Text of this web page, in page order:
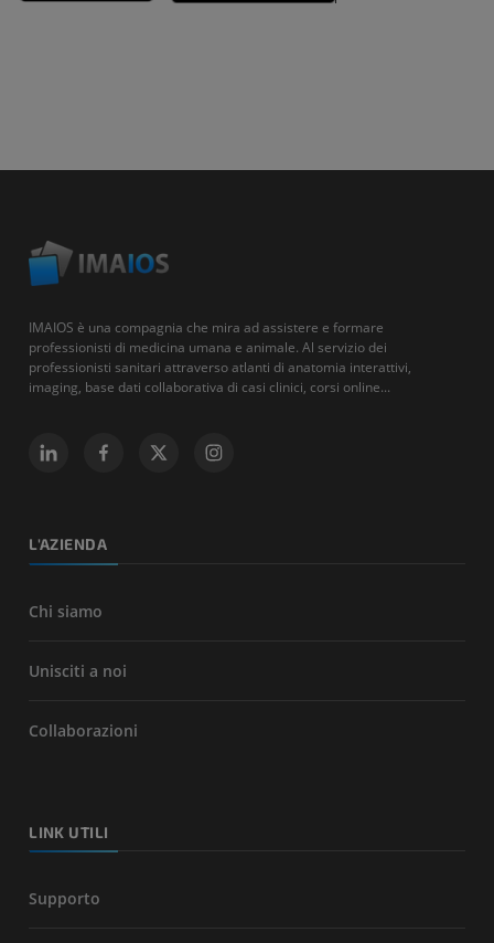
IMAIOS è una compagnia che mira ad assistere e formare
professionisti di medicina umana e animale. Al servizio dei
professionisti sanitari attraverso atlanti di anatomia interattivi,
imaging, base dati collaborativa di casi clinici, corsi online...
L'AZIENDA
Chi siamo
Unisciti a noi
Collaborazioni
LINK UTILI
Supporto